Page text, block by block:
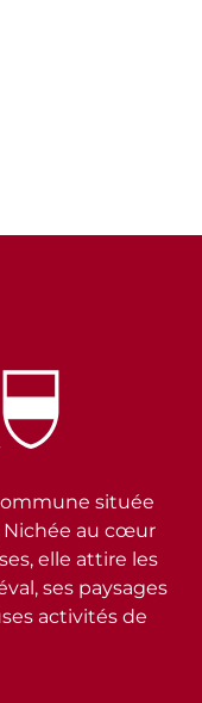
située
Nichée au cœur
elle attire les
ses paysages
activités de